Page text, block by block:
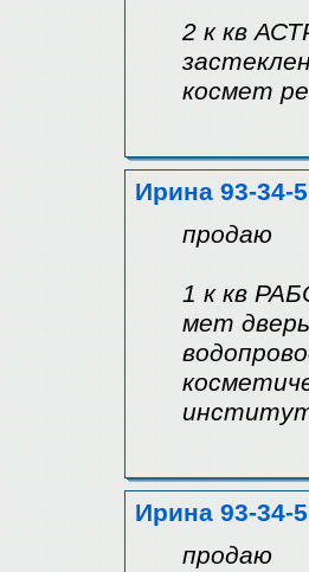
2 к кв
космет
Ирина 93-34-
продаю
1 к кв
мет
Ирина 93-34-
продаю